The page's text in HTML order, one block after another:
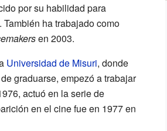
por su habilidad para
ha trabajado como
en 2003.
Universidad de Misuri, donde
graduarse, empezó a trabajar
actuó en la serie de
en el cine fue en 1977 en